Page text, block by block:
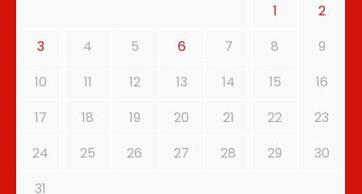
1
2
3
4 5 6 7 8
9
10
11 12 13 14 15
16
17
18 19 20 21 22
23
24
25 26 27 28 29
30
31